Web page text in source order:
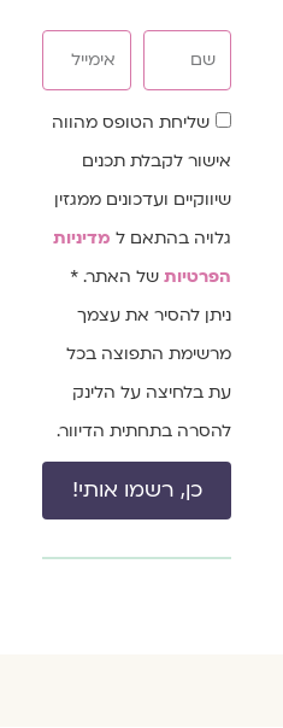
שדהשליחת הטופס מהווה
אישור לקבלת תכנים
שיווקיים ועדכונים ממגזין
גלויה בהתאם למדיניות
הפרטיותשל האתר. *
ניתן להסיר את עצמך
מרשימת התפוצה בכל
עת בלחיצה על הלינק
להסרה בתחתית הדיוור.
כן, רשמו אותי!